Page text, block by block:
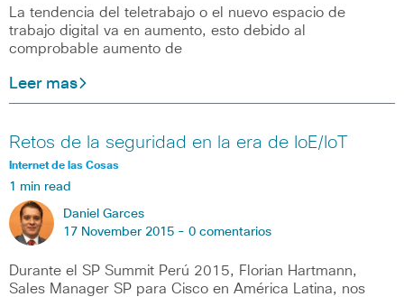
La tendencia del teletrabajo o el nuevo espacio de
trabajo digital va en aumento, esto debido al
comprobable aumento de
Leer mas
Retos de la seguridad en la era de IoE/IoT
Internet de las Cosas
1 min read
Daniel Garces
17 November 2015 - 0 comentarios
Durante el SP Summit Perú 2015, Florian Hartmann,
Sales Manager SP para Cisco en América Latina, nos